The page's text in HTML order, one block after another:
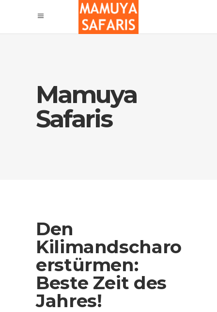
Mamuya
Safaris
Den
Kilimandscharo
erstürmen:
Beste Zeit des
Jahres!